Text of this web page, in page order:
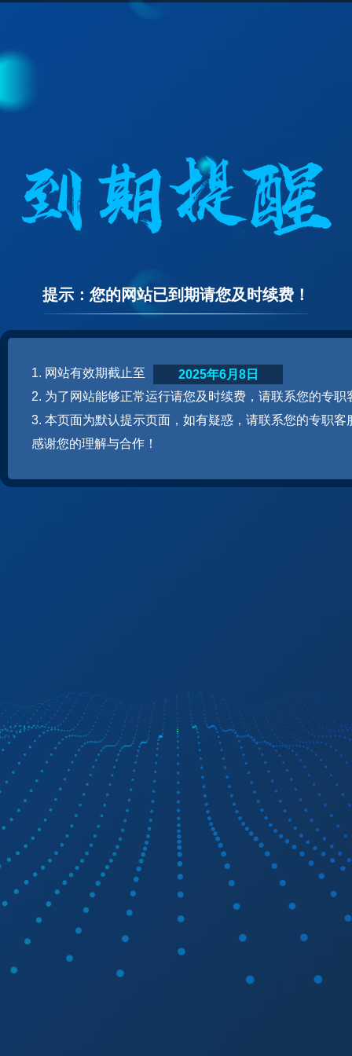
提示：您的网站已到期请您及时续费！
1. 网站有效期截止至
2. 为了网站能够正常运行请您及时续费，请联系您的专职
3. 本页面为默认提示页面，如有疑惑，请联系您的专职客
感谢您的理解与合作！
2025年6月8日